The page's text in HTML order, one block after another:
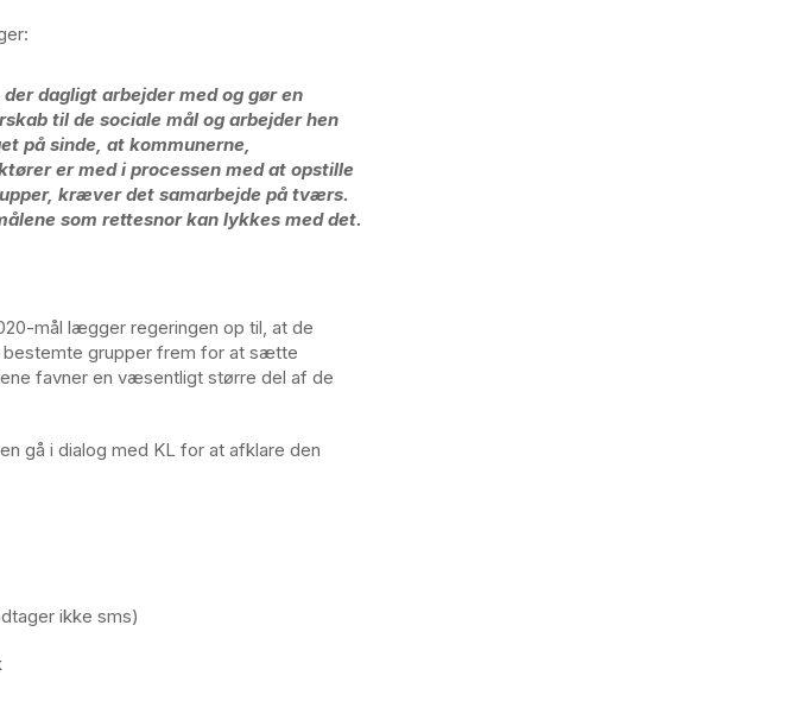
dagligt arbejder med og gør en
til de sociale mål og arbejder hen
på sinde, at kommunerne,
er med i processen med at opstille
kræver det samarbejde på tværs.
som rettesnor kan lykkes med det.
mål lægger regeringen op til, at de
grupper frem for at sætte
favner en væsentligt større del af de
gå i dialog med KL for at afklare den
ikke sms)